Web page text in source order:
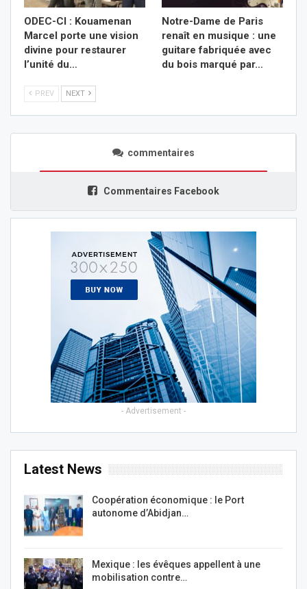
ODEC-CI : Kouamenan
Marcel porte une vision
divine pour restaurer
l’unité du…
Notre-Dame de Paris
renaît en musique : une
guitare fabriquée avec
du bois marqué par…
PREV NEXT
commentaires
Commentaires Facebook
- Advertisement -
Latest News
Coopération économique : le Port
autonome d’Abidjan…
Mexique : les évêques appellent à une
mobilisation contre…